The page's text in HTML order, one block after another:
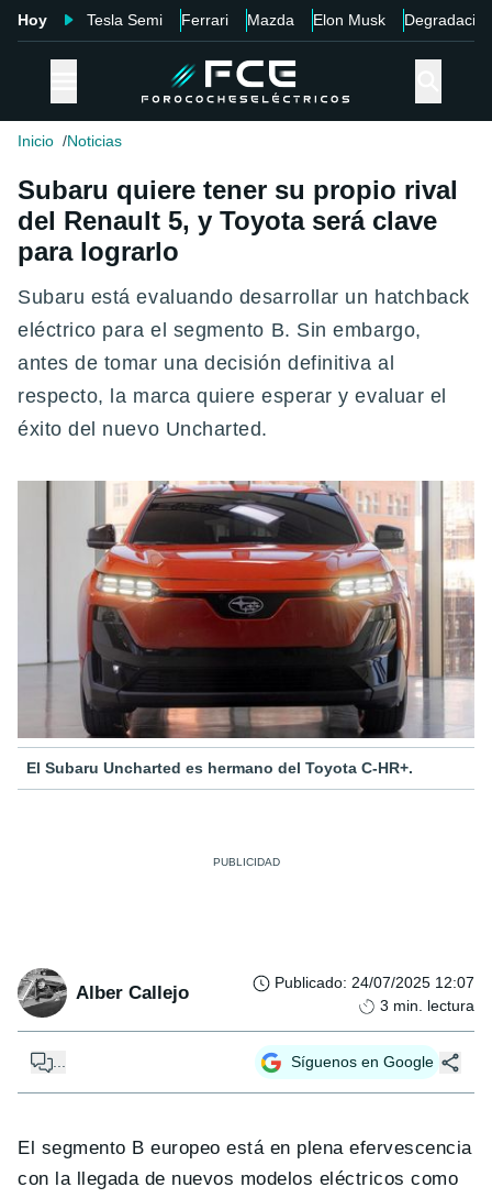
Hoy Tesla Semi Ferrari Mazda Elon Musk Degradación
Inicio Noticias
Subaru quiere tener su propio rival
del Renault 5, y Toyota será clave
para lograrlo
Subaru está evaluando desarrollar un hatchback
eléctrico para el segmento B. Sin embargo,
antes de tomar una decisión definitiva al
respecto, la marca quiere esperar y evaluar el
éxito del nuevo Uncharted.
El Subaru Uncharted es hermano del Toyota C-HR+.
Alber Callejo Publicado: 24/07/2025 12:07
3 min. lectura
... Síguenos en Google
El segmento B europeo está en plena efervescencia
con la llegada de nuevos modelos eléctricos como